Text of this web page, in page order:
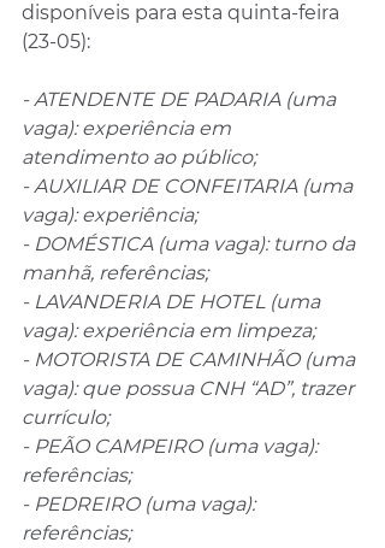
disponíveis para esta quinta-feira
(23-05):
- ATENDENTE DE PADARIA (uma
vaga): experiência em
atendimento ao público;
- AUXILIAR DE CONFEITARIA (uma
vaga): experiência;
- DOMÉSTICA (uma vaga): turno da
manhã, referências;
- LAVANDERIA DE HOTEL (uma
vaga): experiência em limpeza;
- MOTORISTA DE CAMINHÃO (uma
vaga): que possua CNH “AD”, trazer
currículo;
- PEÃO CAMPEIRO (uma vaga):
referências;
- PEDREIRO (uma vaga):
referências;